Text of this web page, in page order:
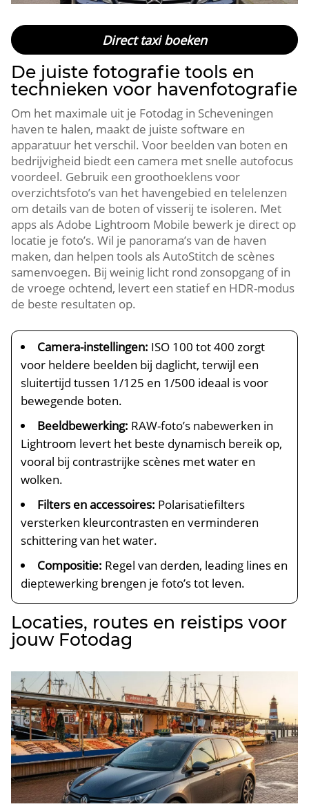
Direct taxi boeken
De juiste fotografie tools en
technieken voor havenfotografie
Om het maximale uit je Fotodag in Scheveningen
haven te halen, maakt de juiste software en
apparatuur het verschil.​ Voor beelden van boten en
bedrijvigheid biedt een camera met snelle autofocus
voordeel.​ Gebruik een groothoeklens voor
overzichtsfoto’s van het havengebied en telelenzen
om details van de boten of visserij te isoleren.​ Met
apps als Adobe Lightroom Mobile bewerk je direct op
locatie je foto’s.​ Wil je panorama’s van de haven
maken, dan helpen tools als AutoStitch de scènes
samenvoegen.​ Bij weinig licht rond zonsopgang of in
de vroege ochtend, levert een statief en HDR-modus
de beste resultaten op.​
Camera-instellingen: ISO 100 tot 400 zorgt
voor heldere beelden bij daglicht, terwijl een
sluitertijd tussen 1/125 en 1/500 ideaal is voor
bewegende boten.​
Beeldbewerking: RAW-foto’s nabewerken in
Lightroom levert het beste dynamisch bereik op,
vooral bij contrastrijke scènes met water en
wolken.​
Filters en accessoires: Polarisatiefilters
versterken kleurcontrasten en verminderen
schittering van het water.​
Compositie: Regel van derden, leading lines en
dieptewerking brengen je foto’s tot leven.​
Locaties, routes en reistips voor
jouw Fotodag